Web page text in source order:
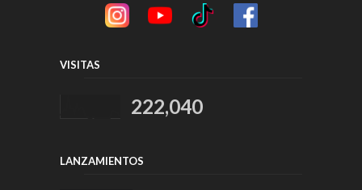
VISITAS
222,040
LANZAMIENTOS